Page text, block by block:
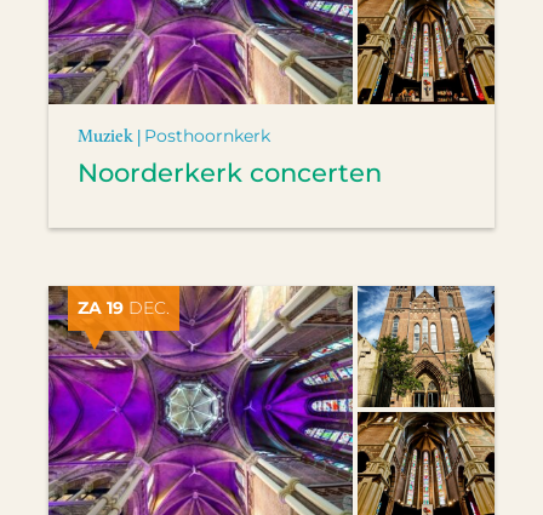
Muziek | Posthoornkerk
Noorderkerk concerten
ZA 19 DEC.